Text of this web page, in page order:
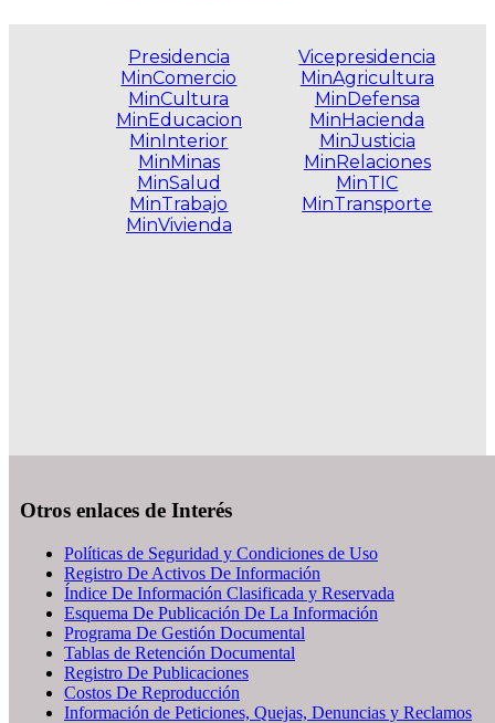
Presidencia
MinComercio
MinCultura
MinEducacion
MinInterior
MinMinas
MinSalud
MinTrabajo
MinVivienda
Vicepresidencia
MinAgricultura
MinDefensa
MinHacienda
MinJusticia
MinRelaciones
MinTIC
MinTransporte
Otros enlaces de Interés
Políticas de Seguridad y Condiciones de Uso
Registro De Activos De Información
Índice De Información Clasificada y Reservada
Esquema De Publicación De La Información
Programa De Gestión Documental
Tablas de Retención Documental
Registro De Publicaciones
Costos De Reproducción
Información de Peticiones, Quejas, Denuncias y Reclamos